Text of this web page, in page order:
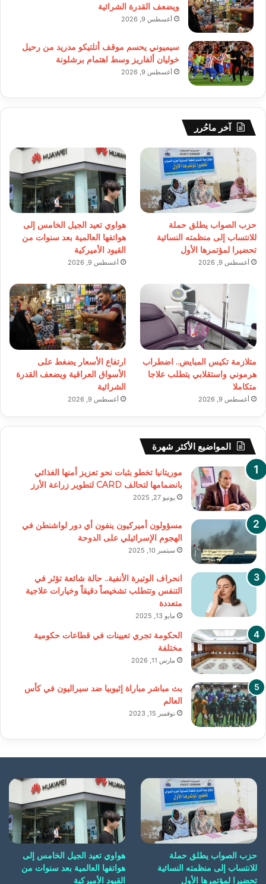
ويضعف القدرة الشرائية
أغسطس 9, 2026
سيميوني يحسم موقف أتلتيكو مدريد من رحيل
خوليان ألفاريز وسط اهتمام برشلونة
أغسطس 9, 2026
آخر ماحُرر
حزب الصواب يطلق حملة
للانتساب إلى منظمته النسائية
تحضيرا لمؤتمرها الأول
أغسطس 9, 2026
هواوي تعيد الجيل الخامس إلى
هواتفها العالمية بعد سنوات من
القيود الأميركية
أغسطس 9, 2026
متلازمة تكيس المبايض.. اضطراب
هرموني واستقلابي يتطلب علاجا
متكاملا
أغسطس 9, 2026
ارتفاع الأسعار يضغط على
الأسواق العراقية ويضعف القدرة
الشرائية
أغسطس 9, 2026
المواضيع الأكثر شهرة
موريتانيا تخطو بثبات نحو تعزيز أمنها الغذائي
بانضمامها لتحالف CARD لتطوير زراعة الأرز
يونيو 27, 2025
مسؤولون أميركيون ينفون أي دور لواشنطن في
الهجوم الإسرائيلي على الدوحة
سبتمبر 10, 2025
انحراف الوتيرة الأنفية.. حالة شائعة تؤثر في
التنفس وتتطلب تشخيصاً دقيقاً وخيارات علاجية
متعددة
مايو 13, 2025
الحكومة تجري تعيينات في قطاعات حكومية
مختلفة
مارس 11, 2026
بث مباشر مباراة إثيوبيا ضد سيراليون في كأس
العالم
نوفمبر 15, 2023
حزب الصواب يطلق حملة
للانتساب إلى منظمته النسائية
تحضيرا لمؤتمرها الأول
هواوي تعيد الجيل الخامس إلى
هواتفها العالمية بعد سنوات من
القيود الأميركية